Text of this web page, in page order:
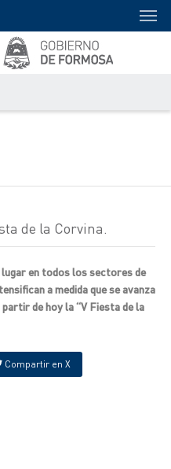
de la Corvina.
en todos los sectores de
a medida que se avanza
de hoy la “V Fiesta de la
Compartir en X